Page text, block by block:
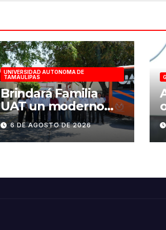
UNIVERSIDAD AUTONOMA DE
TAMAULIPAS
Brindará Familia
UAT un moderno
espacio con sentido
humano en la nueva
sede del COMASS
6 DE AGOSTO DE 2026